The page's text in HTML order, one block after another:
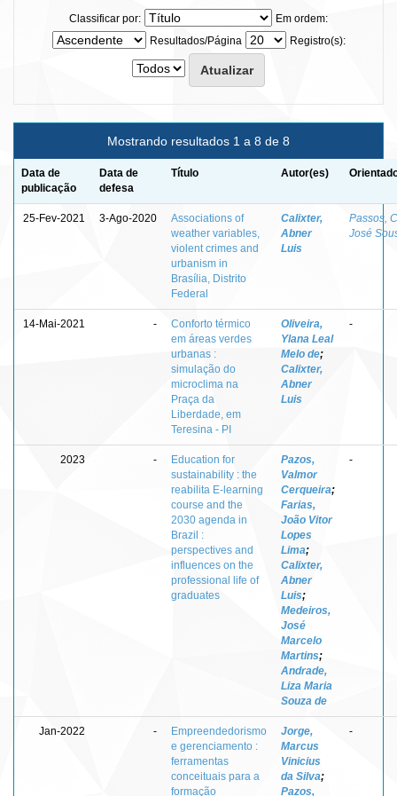
Classificar por:
Em ordem:
Resultados/Página
Registro(s):
Mostrando resultados 1 a 8 de 8
Data de
publicação
Data de
defesa
Título Autor(es)
25-Fev-2021 3-Ago-2020
Associations of
weather variables,
violent crimes and
urbanism in
Brasília, Distrito
Federal
Calixter,
Abner
Luis
Passos,
José
14-Mai-2021 -
Conforto térmico
em áreas verdes
urbanas :
simulação do
microclima na
Praça da
Liberdade, em
Teresina - PI
Oliveira,
Ylana Leal
Melo de;
Calixter,
Abner
Luis
-
2023 -
Education for
sustainability : the
reabilita E-learning
course and the
2030 agenda in
Brazil :
perspectives and
influences on the
professional life of
graduates
Pazos,
Valmor
Cerqueira;
Farias,
João Vitor
Lopes
Lima;
Calixter,
Abner
Luis;
Medeiros,
José
Marcelo
Martins;
Andrade,
Liza Maria
Souza de
-
Jan-2022 -
Empreendedorismo
e gerenciamento :
ferramentas
conceituais para a
formação
Jorge,
Marcus
Vinicius
da Silva;
Pazos,
-